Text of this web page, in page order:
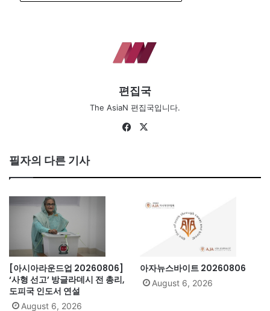
편집국
The AsiaN 편집국입니다.
Fa
필자의 다른 기사
[아시아라운드업 20260806]
‘사형 선고’ 방글라데시 전 총리,
도피국 인도서 연설
August 6, 2026
아자뉴스바이트 20260806
August 6, 2026